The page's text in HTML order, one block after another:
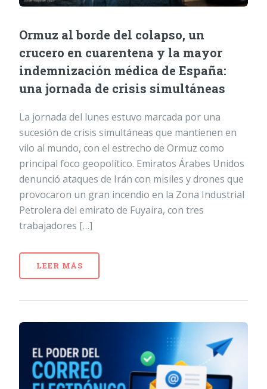
Ormuz al borde del colapso, un
crucero en cuarentena y la mayor
indemnización médica de España:
una jornada de crisis simultáneas
La jornada del lunes estuvo marcada por una
sucesión de crisis simultáneas que mantienen en
vilo al mundo, con el estrecho de Ormuz como
principal foco geopolítico. Emiratos Árabes Unidos
denunció ataques de Irán con misiles y drones que
provocaron un gran incendio en la Zona Industrial
Petrolera del emirato de Fuyaira, con tres
trabajadores […]
LEER MÁS